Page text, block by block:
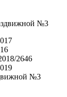
№3
2646
№3